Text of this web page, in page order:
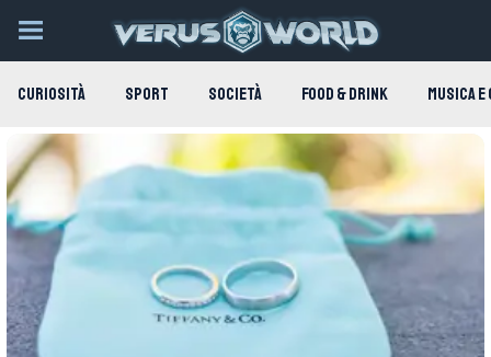
CURIOSITÀ SPORT SOCIETÀ FOOD & DRINK MUSICA E